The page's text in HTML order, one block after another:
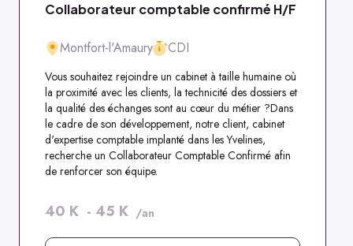
Collaborateur comptable confirmé H/F
Montfort-l'Amaury CDI
Vous souhaitez rejoindre un cabinet à taille humaine où
la proximité avec les clients, la technicité des dossiers et
la qualité des échanges sont au cœur du métier ?Dans
le cadre de son développement, notre client, cabinet
d'expertise comptable implanté dans les Yvelines,
recherche un Collaborateur Comptable Confirmé afin
de renforcer son équipe.
40 K - 45 K /an